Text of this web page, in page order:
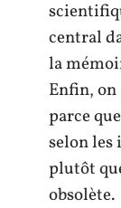
central
la
Enfin,
parce
selon
plutôt
obsolète.